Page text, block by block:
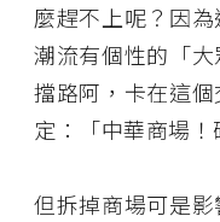
麼趕不上呢？因
潮流有個性的「
擋路阿，卡在這
定：「中華商場！
但拆掉商場可是影